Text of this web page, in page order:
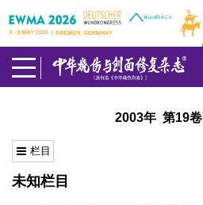
2003年 第19
栏目
未知栏目